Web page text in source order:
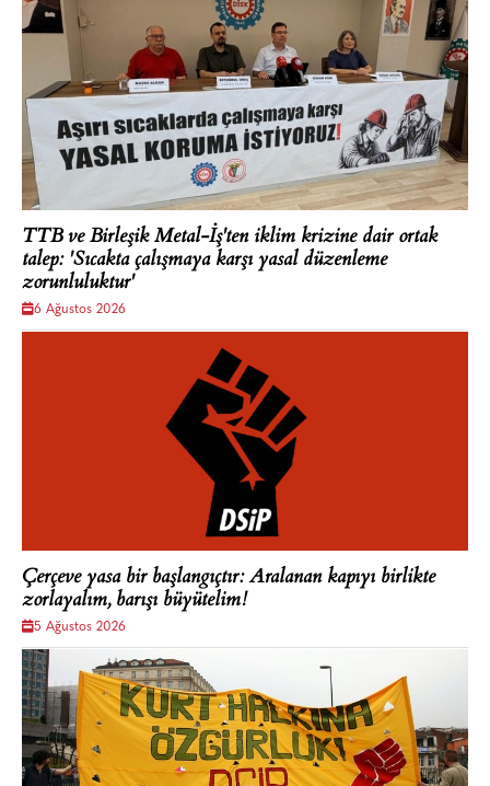
TTB ve Birleşik Metal-İş'ten iklim krizine dair ortak
talep: 'Sıcakta çalışmaya karşı yasal düzenleme
zorunluluktur'
6 Ağustos 2026
Çerçeve yasa bir başlangıçtır: Aralanan kapıyı birlikte
zorlayalım, barışı büyütelim!
5 Ağustos 2026